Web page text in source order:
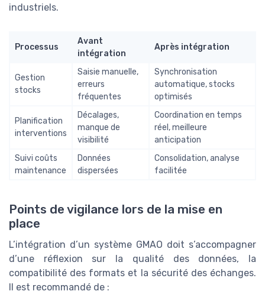
industriels.
Processus
Avant
intégration
Après intégration
Gestion
stocks
Saisie manuelle,
erreurs
fréquentes
Synchronisation
automatique, stocks
optimisés
Planification
interventions
Décalages,
manque de
visibilité
Coordination en temps
réel, meilleure
anticipation
Suivi coûts
maintenance
Données
dispersées
Consolidation, analyse
facilitée
Points de vigilance lors de la mise en
place
L’intégration d’un système GMAO doit s’accompagner
d’une réflexion sur la qualité des données, la
compatibilité des formats et la sécurité des échanges.
Il est recommandé de :